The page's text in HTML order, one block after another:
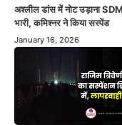
अश्लील डांस में नोट उड़ाना
भारी, कमिश्नर ने किया सस्पेंड
January 16, 2026